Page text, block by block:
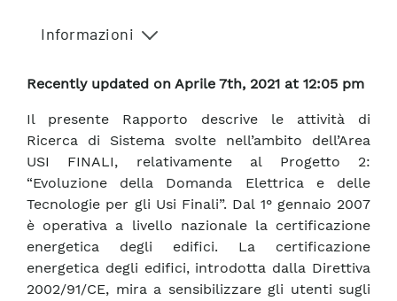
Informazioni
Recently updated on Aprile 7th, 2021 at 12:05 pm
Il presente Rapporto descrive le attività di
Ricerca di Sistema svolte nell’ambito dell’Area
USI FINALI, relativamente al Progetto 2:
“Evoluzione della Domanda Elettrica e delle
Tecnologie per gli Usi Finali”. Dal 1° gennaio 2007
è operativa a livello nazionale la certificazione
energetica degli edifici. La certificazione
energetica degli edifici, introdotta dalla Direttiva
2002/91/CE, mira a sensibilizzare gli utenti sugli